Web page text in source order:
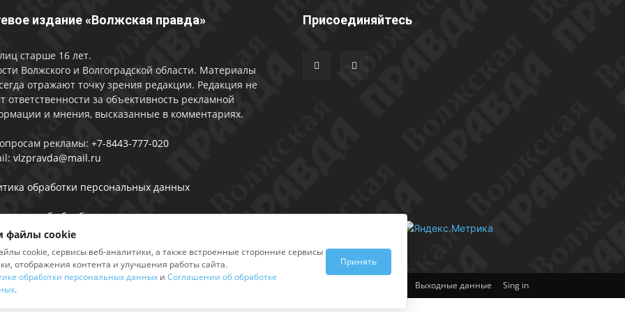
издание «Волжская правда»
старше 16 лет.
Волжского и Волгоградской области. Материалы
отражают точку зрения редакции. Редакция не
ответственности за объективность рекламной
и мнения, высказанные в комментариях.
рекламы: +7-8443-777-020
vlzpravda@mail.ru
обработки персональных данных
об обработке персональных данных
Присоединяйтесь
Выходные данные Sing in
файлы cookie
cookie, сервисы веб-аналитики, а также встроенные сторонние сервисы
отображения контента и улучшения работы сайта.
обработки персональных данных и Соглашении об обработке
.
Принять